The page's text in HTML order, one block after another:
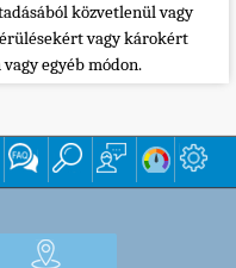
közvetlenül vagy
vagy károkért
egyéb módon.